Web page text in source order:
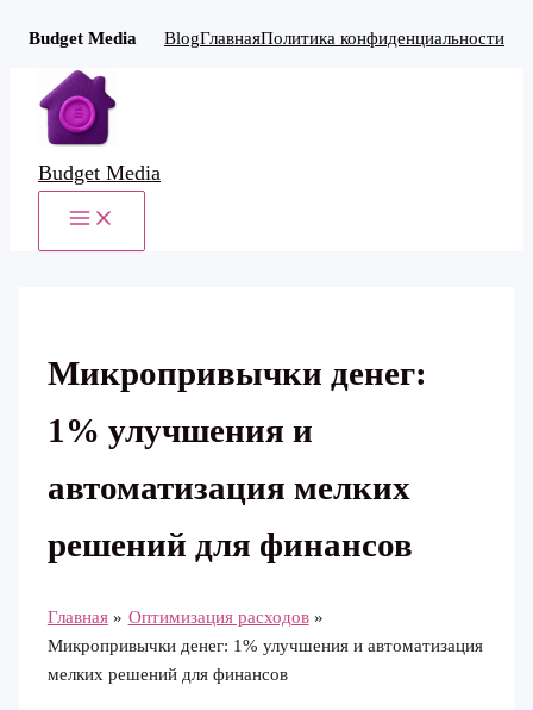
Budget Media BlogГлавнаяПолитика конфиденциальности
Перейти
содержимому
Budget Media
MAIN
Микропривычки денег:
1% улучшения и
автоматизация мелких
решений для финансов
Главная
Оптимизация расходов
Микропривычки денег: 1% улучшения и автоматизация
мелких решений для финансов